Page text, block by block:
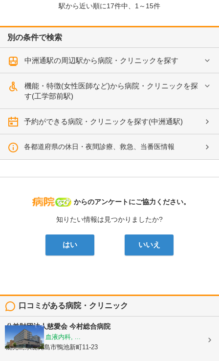
駅から近い順に17件中、 1～15件
別の条件で検索
中洲通駅の周辺駅から病院・クリニックを探す
機能・特徴(女性医師など)から病院・クリニックを探
す(工学部前駅)
予約ができる病院・クリニックを探す(中洲通駅)
各都道府県の休日・夜間診療、救急、当番医情報
病院なび
からのアンケートにご協力ください。
知りたい情報は見つかりましたか?
はい いいえ
口コミがある病院・クリニック
公益財団法人慈愛会 今村総合病院
内科, 救急科, 血液内科, ...
鹿児島県鹿児島市鴨池新町11-23